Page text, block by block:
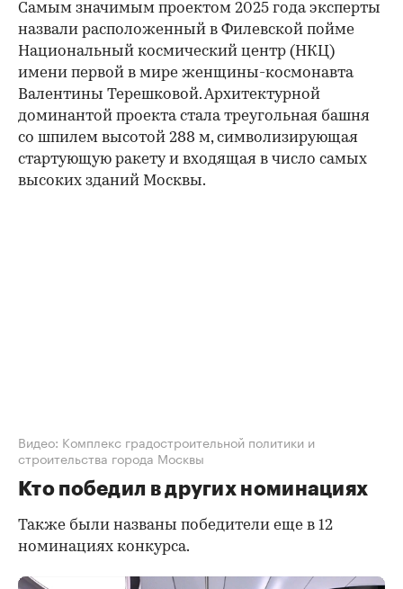
00:00 / 00:00
Самым значимым проектом 2025 года эксперты
назвали расположенный в Филевской пойме
Национальный космический центр (НКЦ)
имени первой в мире женщины-космонавта
Валентины Терешковой. Архитектурной
доминантой проекта стала треугольная башня
со шпилем высотой 288 м, символизирующая
стартующую ракету и входящая в число самых
высоких зданий Москвы.
Видео: Комплекс градостроительной политики и
строительства города Москвы
Кто победил в других номинациях
Также были названы победители еще в 12
номинациях конкурса.